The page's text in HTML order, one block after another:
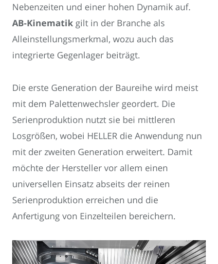
Nebenzeiten und einer hohen Dynamik auf.
AB-Kinematik gilt in der Branche als
Alleinstellungsmerkmal, wozu auch das
integrierte Gegenlager beiträgt.
Die erste Generation der Baureihe wird meist
mit dem Palettenwechsler geordert. Die
Serienproduktion nutzt sie bei mittleren
Losgrößen, wobei HELLER die Anwendung nun
mit der zweiten Generation erweitert. Damit
möchte der Hersteller vor allem einen
universellen Einsatz abseits der reinen
Serienproduktion erreichen und die
Anfertigung von Einzelteilen bereichern.